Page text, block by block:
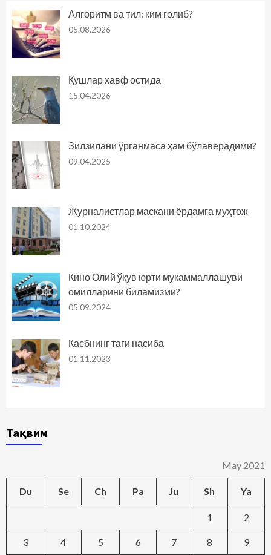
Алгоритм ва тил: ким ғолиб?
05.08.2026
Қушлар хавф остида
15.04.2026
Зилзилани ўрганмаса ҳам бўлаверадими?
09.04.2025
Журналистлар маскани ёрдамга муҳтож
01.10.2024
Кино Олий ўқув юрти мукаммаллашуви
омилларини биламизми?
05.09.2024
Касбнинг таги насиба
01.11.2023
Тақвим
May 2021
Du Se Ch Pa Ju Sh Ya
1 2
3 4 5 6 7 8 9